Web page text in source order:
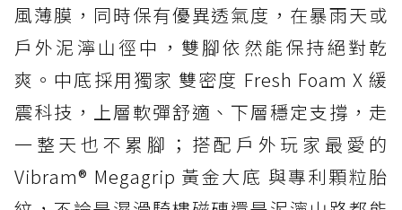
風薄膜，同時保有優異透氣度，在暴雨天或
戶外泥濘山徑中，雙腳依然能保持絕對乾
爽。中底採用獨家 雙密度 Fresh Foam X 緩
震科技，上層軟彈舒適、下層穩定支撐，走
一整天也不累腳；搭配戶外玩家最愛的
Vibram® Megagrip 黃金大底 與專利顆粒胎